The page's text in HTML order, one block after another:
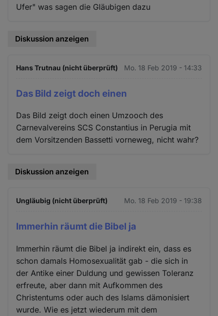
Ufer" was sagen die Gläubigen dazu
Diskussion anzeigen
Hans Trutnau (nicht überprüft) Mo. 18 Feb 2019 - 14:33
Das Bild zeigt doch einen
Das Bild zeigt doch einen Umzooch des
Carnevalvereins SCS Constantius in Perugia mit
dem Vorsitzenden Bassetti vorneweg, nicht wahr?
Diskussion anzeigen
Ungläubig (nicht überprüft) Mo. 18 Feb 2019 - 19:38
Immerhin räumt die Bibel ja
Immerhin räumt die Bibel ja indirekt ein, dass es
schon damals Homosexualität gab - die sich in
der Antike einer Duldung und gewissen Toleranz
erfreute, aber dann mit Aufkommen des
Christentums oder auch des Islams dämonisiert
wurde. Wie es jetzt wiederum mit dem